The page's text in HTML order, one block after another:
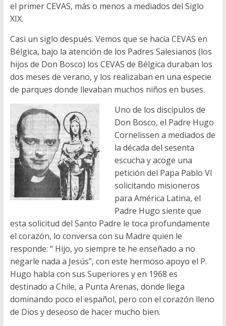
el primer CEVAS, más o menos a mediados del Siglo
XIX.
Casi un siglo después. Vemos que se hacía CEVAS en
Bélgica, bajo la atención de los Padres Salesianos (los
hijos de Don Bosco) los CEVAS de Bélgica duraban los
dos meses de verano, y los realizaban en una especie
de parques donde llevaban muchos niños en buses.
Uno de los discípulos de
Don Bosco, el Padre Hugo
Cornelissen a mediados de
la década del sesenta
escucha y acoge una
petición del Papa Pablo VI
solicitando misioneros
para América Latina, el
Padre Hugo siente que
esta solicitud del Santo Padre le toca profundamente
el corazón, lo conversa con su Madre quien le
responde: “ Hijo, yo siempre te he enseñado a no
negarle nada a Jesús”, con este hermoso apoyo el P.
Hugo habla con sus Superiores y en 1968 es
destinado a Chile, a Punta Arenas, donde llega
dominando poco el español, pero con el corazón lleno
de Dios y deseoso de hacer mucho bien.